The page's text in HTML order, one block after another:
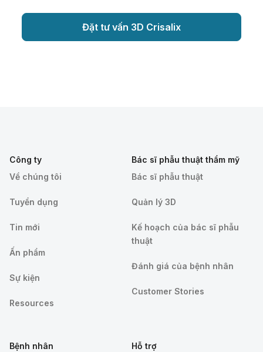
Đặt tư vấn 3D Crisalix
Công ty
Về chúng tôi
Tuyển dụng
Tin mới
Ấn phẩm
Sự kiện
Resources
Bác sĩ phẫu thuật thẩm mỹ
Bác sĩ phẫu thuật
Quản lý 3D
Kế hoạch của bác sĩ phẫu
thuật
Đánh giá của bệnh nhân
Customer Stories
Bệnh nhân
Hỗ trợ